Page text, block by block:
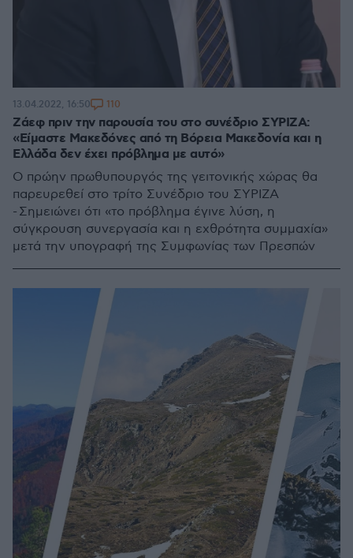
Ζάεφ πριν την παρουσία του στο συνέδριο ΣΥΡΙΖΑ:
«Είμαστε Μακεδόνες από τη Βόρεια Μακεδονία και η
Ελλάδα δεν έχει πρόβλημα με αυτό»
Ο πρώην πρωθυπουργός της γειτονικής χώρας θα
παρευρεθεί στο τρίτο Συνέδριο του ΣΥΡΙΖΑ
- Σημειώνει ότι «το πρόβλημα έγινε λύση, η
σύγκρουση συνεργασία και η εχθρότητα συμμαχία»
μετά την υπογραφή της Συμφωνίας των Πρεσπών
13.04.2022, 16:50 110